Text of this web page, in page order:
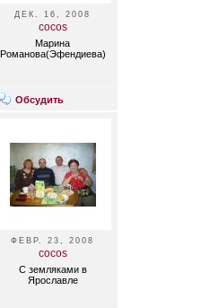
ДЕК. 16, 2008
cocos
Марина
Романова(Эфендиева)
Обсудить
ФЕВР. 23, 2008
cocos
С земляками в
Ярославле